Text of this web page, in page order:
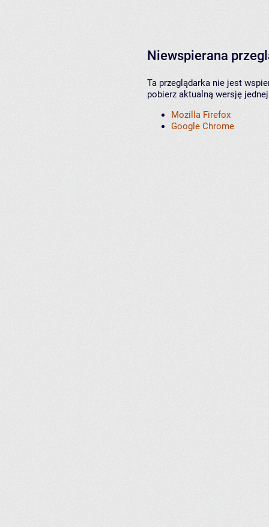
Niewspierana
Ta przeglądarka nie jest
pobierz aktualną wersję
Mozilla Firefox
Google Chrome